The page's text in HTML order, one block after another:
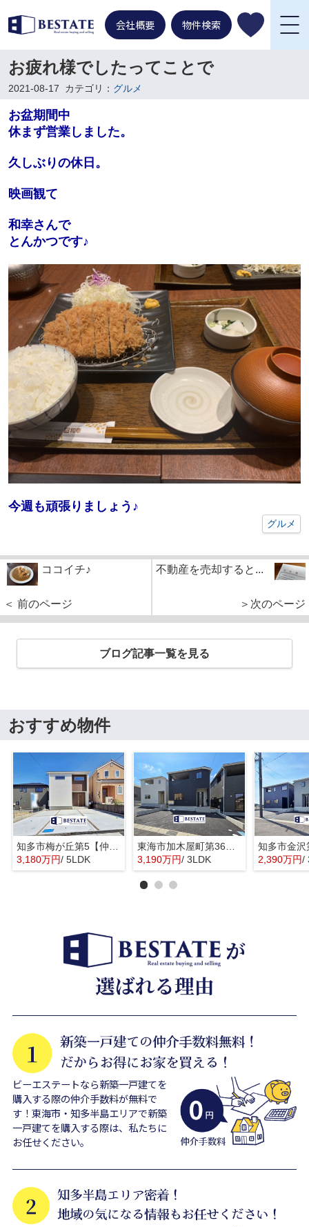
会社概要 物件検索
お疲れ様でしたってことで
2021-08-17 カテゴリ： グルメ
お盆期間中
休まず営業しました。
久しぶりの休日。
映画観て
和幸さんで
とんかつです♪
今週も頑張りましょう♪
グルメ
ココイチ♪
＜ 前のページ
不動産を売却すると...
＞次のページ
ブログ記事一覧を見る
おすすめ物件
3,180万円/ 5LDK
3,190万円/ 3LDK 2,390万円/
ビーエステートなら新築一戸建てを
購入する際の仲介手数料が無料で
す！東海市・知多半島エリアで新築
一戸建てを購入する際は、私たちに
お任せください。